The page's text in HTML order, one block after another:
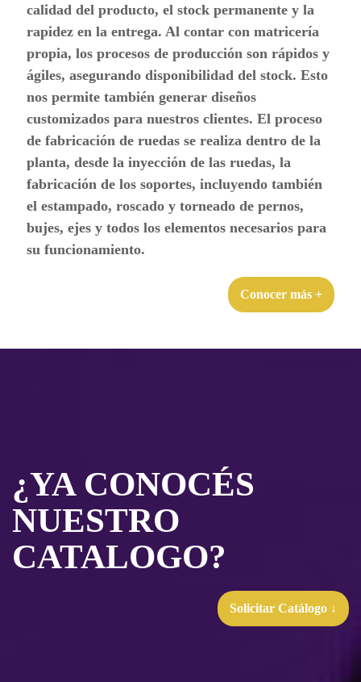
calidad del producto, el stock permanente y la
rapidez en la entrega. Al contar con matricería
propia, los procesos de producción son rápidos y
ágiles, asegurando disponibilidad del stock. Esto
nos permite también generar diseños
customizados para nuestros clientes. El proceso
de fabricación de ruedas se realiza dentro de la
planta, desde la inyección de las ruedas, la
fabricación de los soportes, incluyendo también
el estampado, roscado y torneado de pernos,
bujes, ejes y todos los elementos necesarios para
su funcionamiento.
Conocer más +
¿YA CONOCÉS
NUESTRO
CATALOGO?
Solicitar Catálogo ↓